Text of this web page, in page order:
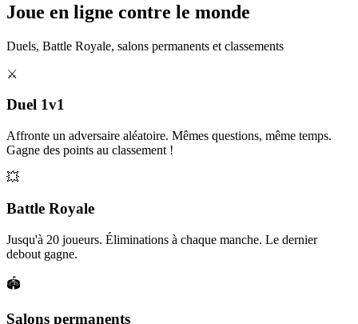
Joue en ligne contre le monde
Duels, Battle Royale, salons permanents et classements
⚔️
Duel 1v1
Affronte un adversaire aléatoire. Mêmes questions, même temps.
Gagne des points au classement !
💥
Battle Royale
Jusqu'à 20 joueurs. Éliminations à chaque manche. Le dernier
debout gagne.
🏟️
Salons permanents